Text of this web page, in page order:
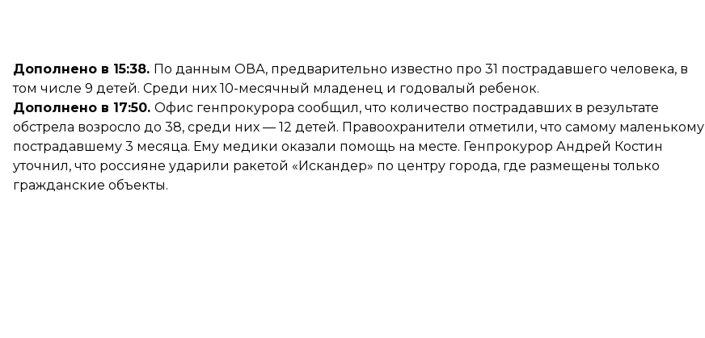
Дополнено в 15:38. По данным ОВА, предварительно известно про 31 пострадавшего человека, в
том числе 9 детей. Среди них 10-месячный младенец и годовалый ребенок.
Дополнено в 17:50. Офис генпрокурора сообщил, что количество пострадавших в результате
обстрела возросло до 38, среди них — 12 детей. Правоохранители отметили, что самому маленькому
пострадавшему 3 месяца. Ему медики оказали помощь на месте. Генпрокурор Андрей Костин
уточнил, что россияне ударили ракетой «Искандер» по центру города, где размещены только
гражданские объекты.